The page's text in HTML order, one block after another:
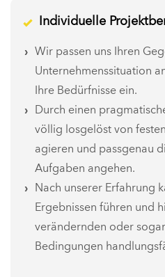
Individuelle
Wir passen uns Ihren
Unternehmenssituation
Ihre Bedürfnisse ein.
Durch einen
völlig losgelöst von
agieren und passgenau
Aufgaben angehen.
Nach unserer Erfahrung
Ergebnissen führen und
verändernden oder
Bedingungen